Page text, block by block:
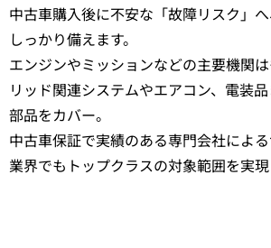
中古車購入後に不安な「故障リスク」
しっかり備えます。
エンジンやミッションなどの主要機関
リッド関連システムやエアコン、電装
部品をカバー。
中古車保証で実績のある専門会社による
業界でもトップクラスの対象範囲を実現